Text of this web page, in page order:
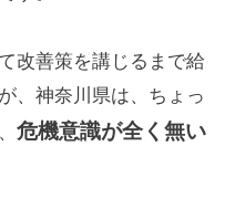
改善策を講じるまで給
、神奈川県は、ちょっ
危機意識が全く無い